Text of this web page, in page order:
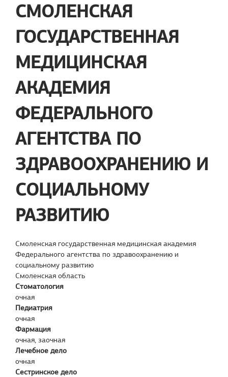
СМОЛЕНСКАЯ
ГОСУДАРСТВЕННАЯ
МЕДИЦИНСКАЯ
АКАДЕМИЯ
ФЕДЕРАЛЬНОГО
АГЕНТСТВА ПО
ЗДРАВООХРАНЕНИЮ И
СОЦИАЛЬНОМУ
РАЗВИТИЮ
Смоленская государственная медицинская академия
Федерального агентства по здравоохранению и
социальному развитию
Смоленская область
Стоматология
очная
Педиатрия
очная
Фармация
очная, заочная
Лечебное дело
очная
Сестринское дело